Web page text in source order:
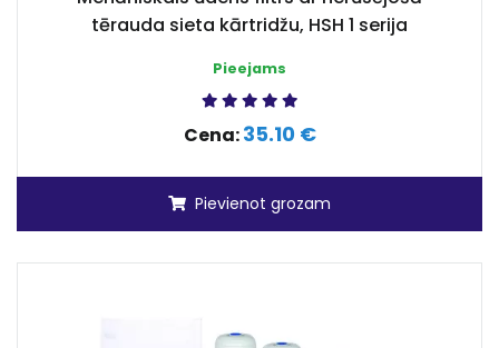
tērauda sieta kārtridžu, HSH 1 serija
Pieejams
Cena:35.10 €
Pievienot grozam